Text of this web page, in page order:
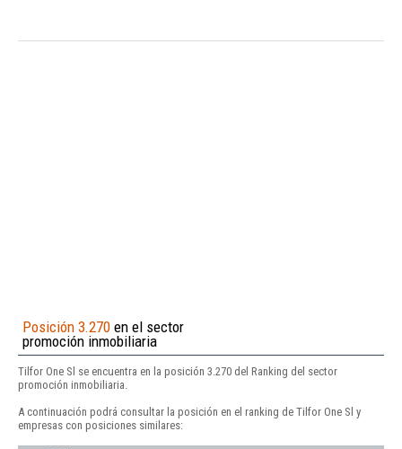
Posición 3.270 en el sector
promoción inmobiliaria
Tilfor One Sl se encuentra en la posición 3.270 del Ranking del sector
promoción inmobiliaria.
A continuación podrá consultar la posición en el ranking de Tilfor One Sl y
empresas con posiciones similares: